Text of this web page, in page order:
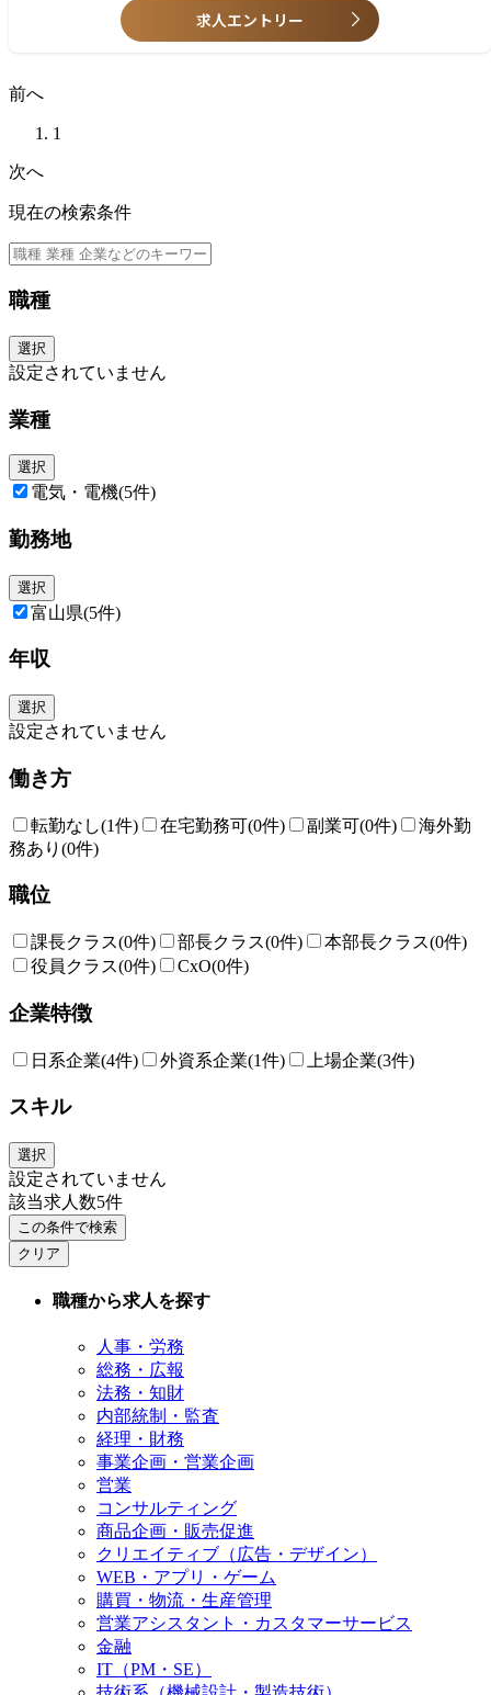
・生産機械の企画・導入
・作業指導書作成
求人エントリー
前へ
1
次へ
現在の検索条件
職種
選択
設定されていません
業種
選択
電気・電機(5件)
勤務地
選択
富山県(5件)
年収
選択
設定されていません
働き方
転勤なし(1件) 在宅勤務可(0件) 副業可(0件)
海外勤
務あり (0件)
職位
課長クラス(0件) 部長クラス(0件) 本部長クラス(0件)
役員クラス(0件) CxO(0件)
企業特徴
日系企業(4件) 外資系企業(1件) 上場企業(3件)
スキル
選択
設定されていません
該当求人数5件
この条件で検索
クリア
職種から求人を探す
人事・労務
総務・広報
法務・知財
内部統制・監査
経理・財務
事業企画・営業企画
営業
コンサルティング
商品企画・販売促進
クリエイティブ（広告・デザイン）
WEB・アプリ・ゲーム
購買・物流・生産管理
営業アシスタント・カスタマーサービス
金融
IT（PM・SE）